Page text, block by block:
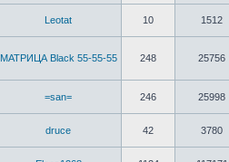
Leotat 10 1512
МАТРИЦА Black 55-55-55 248 25756
=san= 246 25998
druce 42 3780